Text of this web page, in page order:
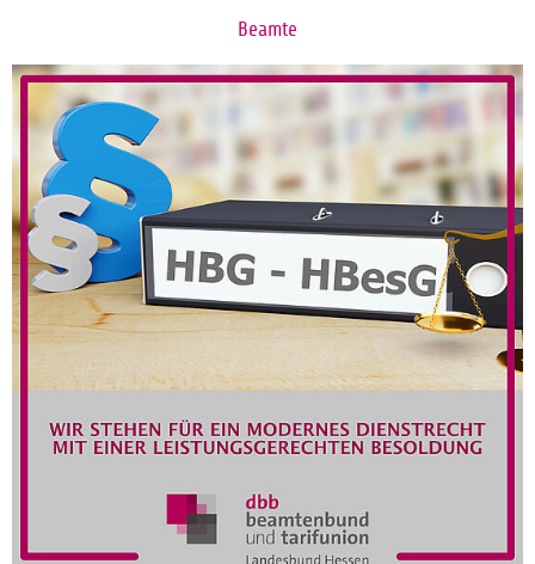
Beamte